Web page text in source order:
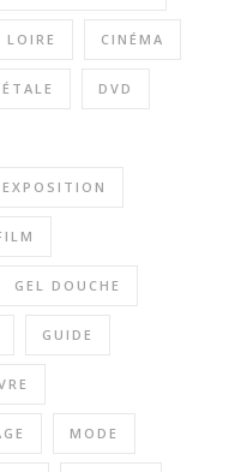
LOIRE CINÉMA
DVD
EXPOSITION
GEL DOUCHE
GUIDE
MODE